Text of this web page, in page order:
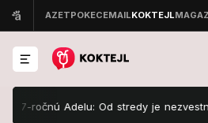
Adelu: Od stredy je nezvestná,